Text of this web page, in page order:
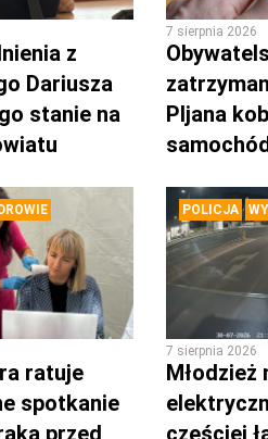
z
Dariusza
stanie na
7 sierpnia 2026
PIjana
ratuje
spotkanie
POLICJA
7 sierpnia 2026
Młodzież